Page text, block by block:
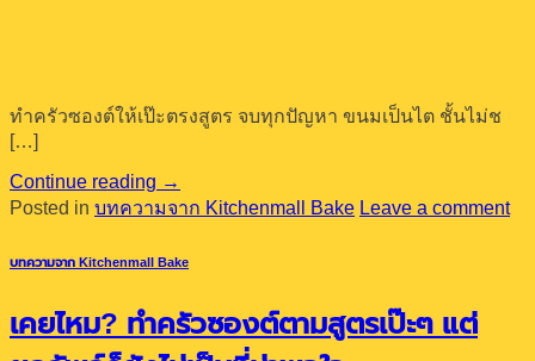
ทำครัวซองต์ให้เป๊ะตรงสูตร จบทุกปัญหา ขนมเป็นไต ชั้นไม่ช
[…]
Continue reading →
Posted in บทความจาก Kitchenmall Bake Leave a comment
บทความจาก Kitchenmall Bake
เคยไหม? ทำครัวซองต์ตามสูตรเป๊ะๆ แต่